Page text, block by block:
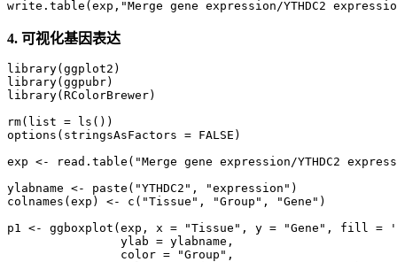
4. 可视化基因表达
library(ggplot2)
library(ggpubr)
library(RColorBrewer)
rm(list = ls())
options(stringsAsFactors = FALSE)
exp <- read.table("Merge gene expression/YTHDC2
ylabname <- paste("YTHDC2", "expression")
colnames(exp) <- c("Tissue", "Group", "Gene")
p1 <- ggboxplot(exp, x = "Tissue", y = "Gene", fill =
                ylab = ylabname,
                color = "Group",